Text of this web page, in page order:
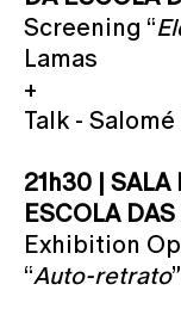
Screening “
Lamas
+
Talk -
21h30 | SALA
ESCOLA DAS
Exhibition
“Auto-retrato